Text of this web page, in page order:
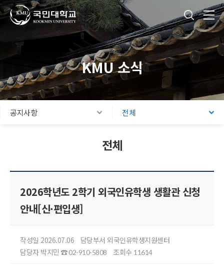
주메뉴 바로가기
본문내용 바로가기
푸터 바로가기
국민대학교
KMU 소식
공지사항 전체
전체
2026학년도 2학기 외국인유학생 생활관 신청
안내[신·편입생]
작성일 2026.07.06
담당부서 외국인유학생지원센터
담당자 박지민 ☎ 02-910-5808 조회수 11614